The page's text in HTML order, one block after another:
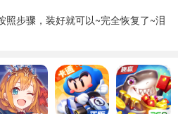
照步骤，装好就可以~完全恢复了~泪